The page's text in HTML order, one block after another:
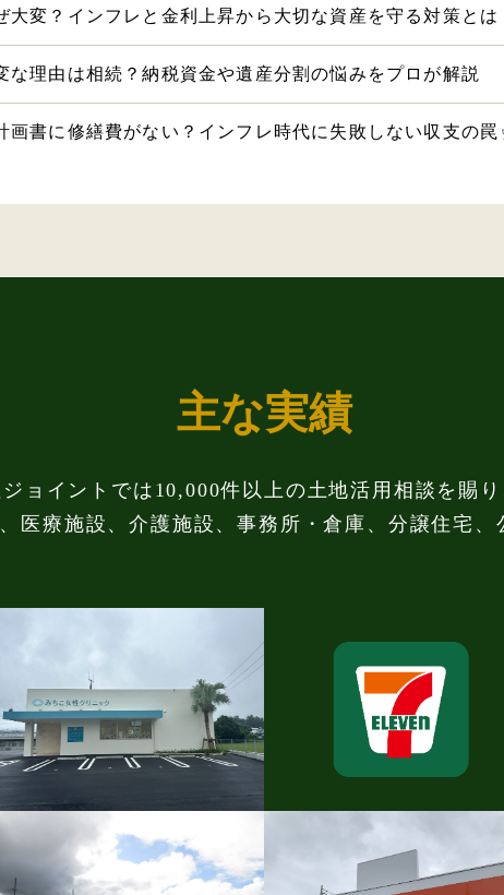
大変？インフレと金利上昇から大切な資産を守る対策とは
な理由は相続？納税資金や遺産分割の悩みをプロが解説
画書に修繕費がない？インフレ時代に失敗しない収支の罠
主な実績
ョイントでは10,000件以上の土地活用相談を賜
医療施設、介護施設、事務所・倉庫、分譲住宅